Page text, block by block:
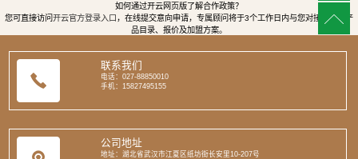
如何通过开云网页版了解合作政策？
您可直接访问 开云官方登录入口，在线提交意向申请，专属顾问将于3个工作日内与您对接，提供产
品目录、报价及加盟方案。
联系我们
电话：027-88850010
手机：15827495155
公司地址
地址：湖北省武汉市江夏区纸坊街长安里10-207号